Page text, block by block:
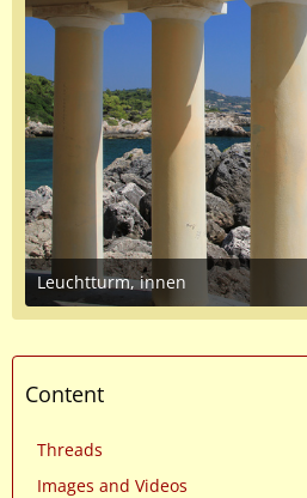
Leuchtturm, innen
July 9, 2016 at 4:14 PM
Content
Threads
Images and Videos